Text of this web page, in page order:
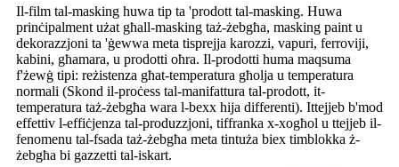
Il-film tal-masking huwa tip ta 'prodott tal-masking. Huwa
prinċipalment użat għall-masking taż-żebgħa, masking paint u
dekorazzjoni ta 'ġewwa meta tisprejja karozzi, vapuri, ferroviji,
kabini, għamara, u prodotti oħra. Il-prodotti huma maqsuma
f'żewġ tipi: reżistenza għat-temperatura għolja u temperatura
normali (Skond il-proċess tal-manifattura tal-prodott, it-
temperatura taż-żebgħa wara l-bexx hija differenti). Ittejjeb b'mod
effettiv l-effiċjenza tal-produzzjoni, tiffranka x-xogħol u ttejjeb il-
fenomenu tal-fsada taż-żebgħa meta tintuża biex timblokka ż-
żebgħa bi gazzetti tal-iskart.